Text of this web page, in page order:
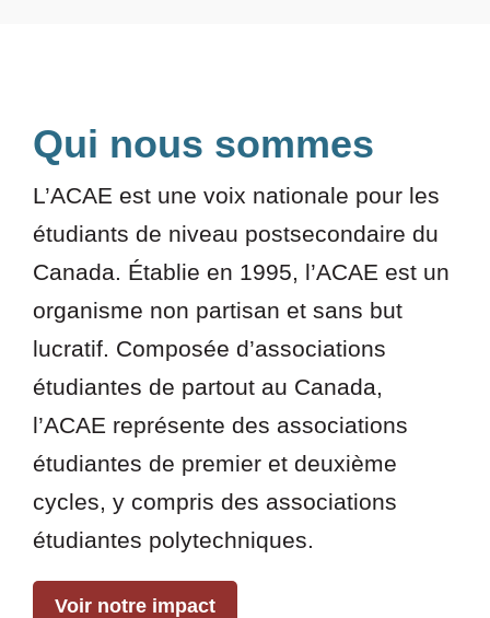
Qui nous sommes
L’ACAE est une voix nationale pour les
étudiants de niveau postsecondaire du
Canada. Établie en 1995, l’ACAE est un
organisme non partisan et sans but
lucratif. Composée d’associations
étudiantes de partout au Canada,
l’ACAE représente des associations
étudiantes de premier et deuxième
cycles, y compris des associations
étudiantes polytechniques.
Voir notre impact